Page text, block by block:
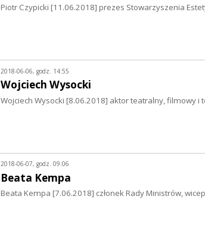
Piotr Czypicki [11.06.2018] prezes Stowarzyszenia
2018-06-06, godz. 14:55
Wojciech Wysocki
Wojciech Wysocki [8.06.2018] aktor teatralny, filmowy i
2018-06-07, godz. 09:06
Beata Kempa
Beata Kempa [7.06.2018] członek Rady Ministrów,